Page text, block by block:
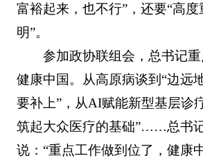
富裕起来，也不行”，还要“高
明”。
参加政协联组会，总书记
健康中国。从高原病谈到“边远
要补上”，从AI赋能新型基层诊
筑起大众医疗的基础”……总书
说：“重点工作做到位了，健康